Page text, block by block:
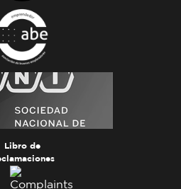
Libro de